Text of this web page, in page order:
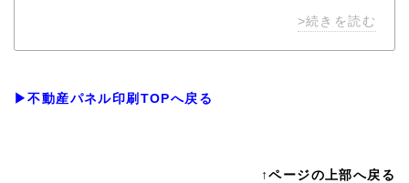
なりましたが、日常生活で自然に視野に入る看板やパ
ネルの効果は大きく、店舗の壁面に物件情報を掲載し
ている不動産業者がほとんどです。 一括りに「不動産
変わります。こちらのページでは、人気の素材、サイ
>続きを読む
▶不動産パネル印刷TOPへ戻る
↑ページの上部へ戻る